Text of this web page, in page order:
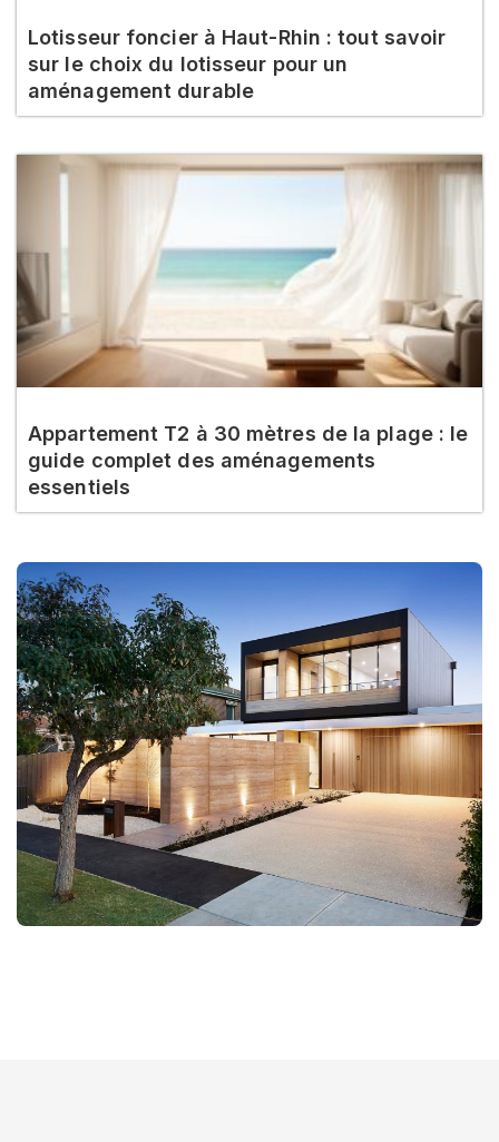
Lotisseur foncier à Haut-Rhin : tout savoir
sur le choix du lotisseur pour un
aménagement durable
Appartement T2 à 30 mètres de la plage : le
guide complet des aménagements
essentiels